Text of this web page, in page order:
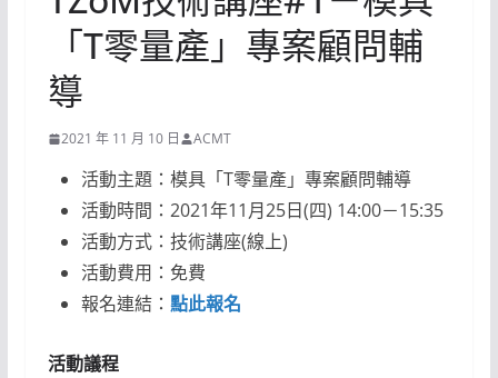
「T零量產」專案顧問輔
導
2021 年 11 月 10 日 ACMT
活動主題：模具「T零量產」專案顧問輔導
活動時間：2021年11月25日(四) 14:00－15:35
活動方式：技術講座(線上)
活動費用：免費
報名連結： 點此報名
活動議程